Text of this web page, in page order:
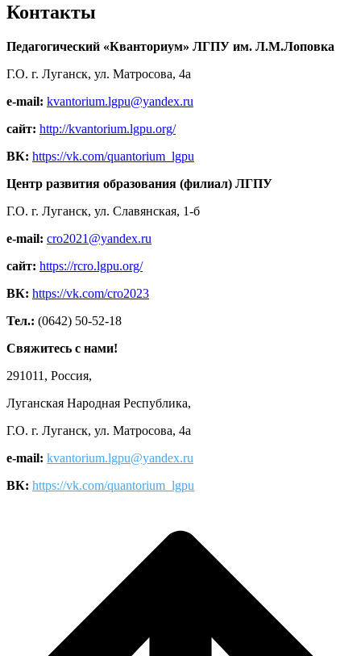
Контакты
Педагогический «Кванториум» ЛГПУ им. Л.М.Лоповка
Г.О. г. Луганск, ул. Матросова, 4а
e-mail: kvantorium.lgpu@yandex.ru
сайт: http://kvantorium.lgpu.org/
ВК: https://vk.com/quantorium_lgpu
Центр развития образования (филиал) ЛГПУ
Г.О. г. Луганск, ул. Славянская, 1-б
e-mail: cro2021@yandex.ru
сайт: https://rcro.lgpu.org/
ВК: https://vk.com/cro2023
Тел.: (0642) 50-52-18
Свяжитесь с нами!
291011, Россия,
Луганская Народная Республика,
Г.О. г. Луганск, ул. Матросова, 4а
e-mail: kvantorium.lgpu@yandex.ru
ВК: https://vk.com/quantorium_lgpu